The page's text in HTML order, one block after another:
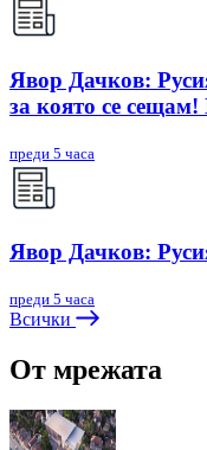
Явор Дачков:
за която се
преди 5 часа
Явор Дачков:
преди 5 часа
Всички
От мрежата